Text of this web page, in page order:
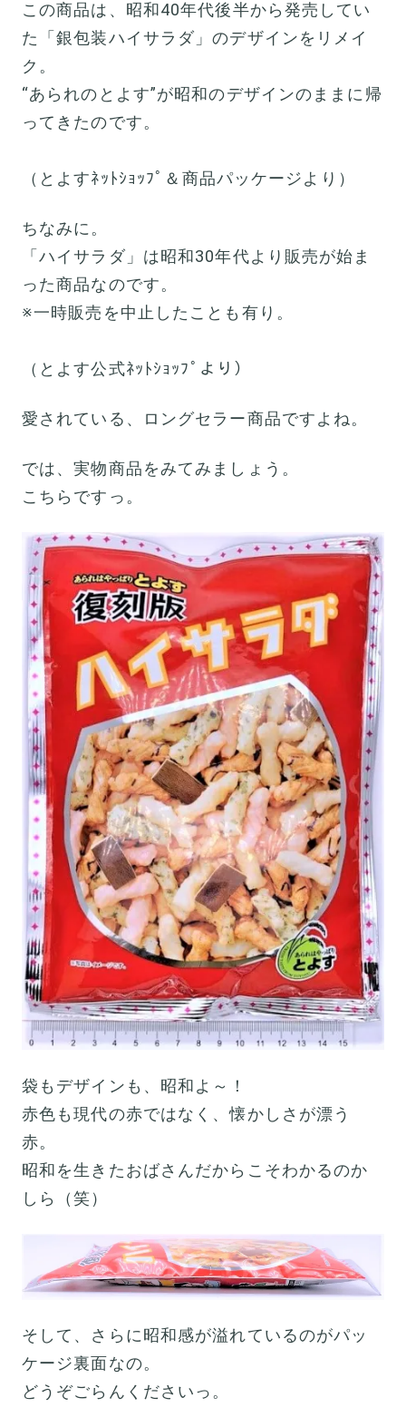
この商品は、昭和40年代後半から発売してい
た「銀包装ハイサラダ」のデザインをリメイ
ク。
“あられのとよす”が昭和のデザインのままに帰
ってきたのです。
（とよすﾈｯﾄｼｮｯﾌﾟ＆商品パッケージより）
ちなみに。
「ハイサラダ」は昭和30年代より販売が始ま
った商品なのです。
※一時販売を中止したことも有り。
（とよす公式ﾈｯﾄｼｮｯﾌﾟより）
愛されている、ロングセラー商品ですよね。
では、実物商品をみてみましょう。
こちらですっ。
袋もデザインも、昭和よ～！
赤色も現代の赤ではなく、懐かしさが漂う
赤。
昭和を生きたおばさんだからこそわかるのか
しら（笑）
そして、さらに昭和感が溢れているのがパッ
ケージ裏面なの。
どうぞごらんくださいっ。